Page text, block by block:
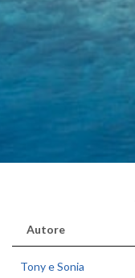
Autore
Tony e Sonia